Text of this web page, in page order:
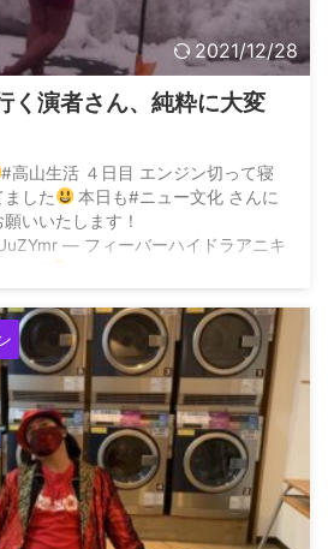
2021/12/28
く演者さん、純粋に大変
#高山生活 ４日目 エンジン切って寝
した
本日も#ニュー文化 さんに
いいたします！
— フィーバーハイドラアニキ